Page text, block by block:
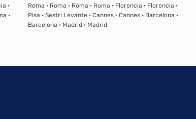
·
·
Roma · Roma · Roma · Roma · Florencia · Florencia ·
Pisa · Sestri Levante · Cannes · Cannes · Barcelona ·
Barcelona · Madrid · Madrid